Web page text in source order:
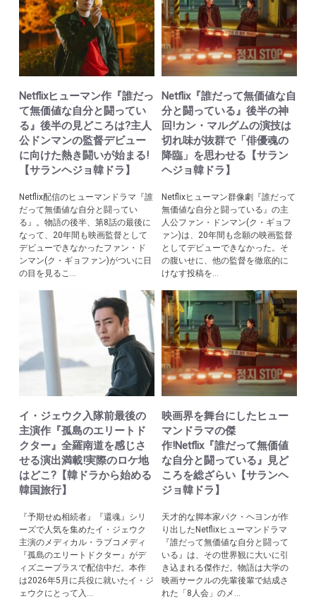
Netflixヒューマン作『誰だっ
て無価値な自分と闘ってい
る』後半の見どころは?主人
公ドンマンの監督デビュー
に向けた熱き闘いが始まる!
【サランヘジョ韓ドラ】
Netflix配信のヒューマンドラマ『誰
だって無価値な自分と闘ってい
る』。物語の後半、第8話の最後に
なって、20年間も映画監督として
デビューできなかったファン・ド
ンマン(ク・ギョファン)がついに日
の目を見るこ...
Netflix『誰だって無価値な自
分と闘っている』後半の神
回!カン・マルグムの演技は
切れ味が抜群で「俳優魂の
降臨」を思わせる【サラン
ヘジョ韓ドラ】
Netflixヒューマン群像劇『誰だって
無価値な自分と闘っている』の主
人公ファン・ドンマン(ク・ギョフ
ァン)は、20年間も念願の映画監督
としてデビューできなかった。そ
の腹いせに、他の監督を徹底的に
けなす投稿を...
イ・ジェウク入隊前最後の
主演作『孤島のエリートド
クター』全羅南道を感じさ
せる演出満載!実際のロケ地
はどこ?【韓ドラから始める
韓国旅行】
『予期せぬ相続者』『還魂』シリ
ーズで人気を集めたイ・ジェウク
主演のメディカル・ラブコメディ
『孤島のエリートドクター』がデ
ィズニープラスで配信中だ。本作
は2026年5月に兵役に就いたイ・ジ
ェウクにとって入...
映画界を舞台にしたヒュー
マンドラマの傑
作!Netflix『誰だって無価値
な自分と闘っている』見ど
ころを総ざらい【サランヘ
ジョ韓ドラ】
天才的な脚本家パク・ヘヨンが作
り出したNetflixヒューマンドラマ
『誰だって無価値な自分と闘って
いる』は、その世界観に大いに引
き込まれる傑作だ。物語は大学の
映画サークルの先輩後輩で結成さ
れた「8人会」のメ...